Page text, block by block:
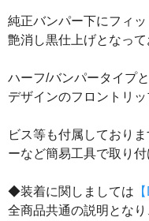
純正バンパー下にフィ
艶消し黒仕上げとなって
ハーフ/バンパータイプ
デザインのフロントリッ
ビス等も付属しており
ーなど簡易工具で取り
◆装着に関しましては
全商品共通の説明とな